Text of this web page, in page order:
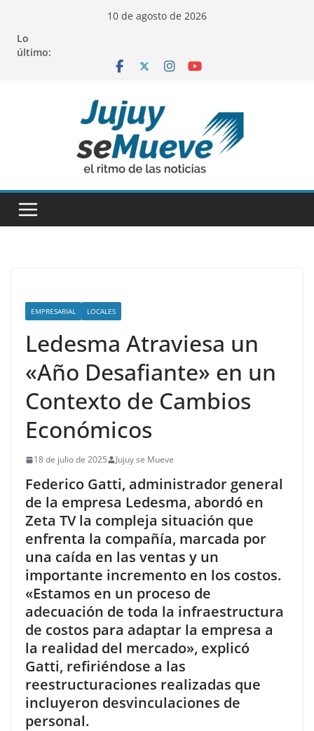
contenido
10 de agosto de 2026
Lo
último:
EMPRESARIAL LOCALES
Ledesma Atraviesa un
«Año Desafiante» en un
Contexto de Cambios
Económicos
18 de julio de 2025 Jujuy se Mueve
Federico Gatti, administrador general
de la empresa Ledesma, abordó en
Zeta TV la compleja situación que
enfrenta la compañía, marcada por
una caída en las ventas y un
importante incremento en los costos.
«Estamos en un proceso de
adecuación de toda la infraestructura
de costos para adaptar la empresa a
la realidad del mercado», explicó
Gatti, refiriéndose a las
reestructuraciones realizadas que
incluyeron desvinculaciones de
personal.